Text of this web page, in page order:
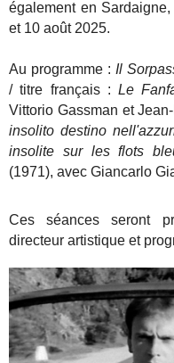
également en
et 10 août 2025.
Au programme : Il
/ titre français : Le
Vittorio Gassman et
insolito destino
insolite sur les flots
(1971), avec Giancarlo
Ces séances seront
directeur artistique et